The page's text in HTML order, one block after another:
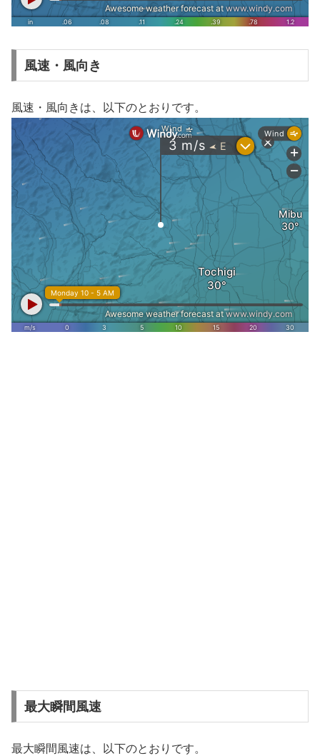
風速・風向き
風速・風向きは、以下のとおりです。
最大瞬間風速
最大瞬間風速は、以下のとおりです。